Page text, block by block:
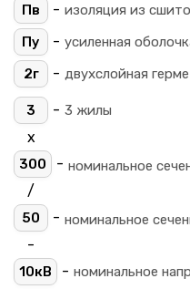
Пв
- изоляция из
Пу
- усиленная
2г
- двухслойная
3 - 3 жилы
х
300 - номинальное
/
50 - номинальное
-
10кВ - номинальное